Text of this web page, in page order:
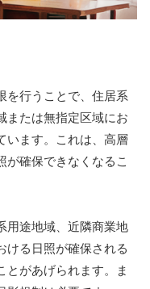
を行うことで、住居系
または無指定区域にお
います。これは、高層
が確保できなくなるこ
用途地域、近隣商業地
ける日照が確保される
とがあげられます。ま